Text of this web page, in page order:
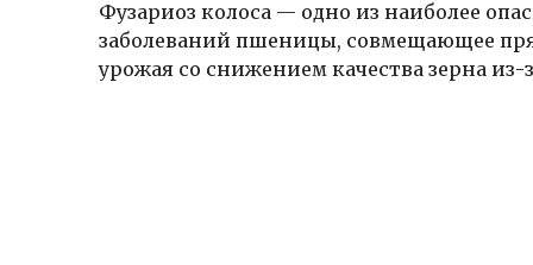
Фузариоз колоса — одно из наиболее
заболеваний пшеницы, совмещающее
урожая со снижением качества зерна из-